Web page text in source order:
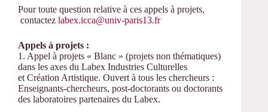
Pour toute question relative à ces appels à projets,
contactez labex.icca@univ-paris13.fr
Appels à projets :
1. Appel à projets « Blanc » (projets non thématiques)
dans les axes du Labex Industries Culturelles
et Création Artistique. Ouvert à tous les chercheurs :
Enseignants-chercheurs, post-doctorants ou doctorants
des laboratoires partenaires du Labex.